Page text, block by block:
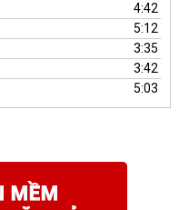
4:42
5:12
3:35
3:42
5:03